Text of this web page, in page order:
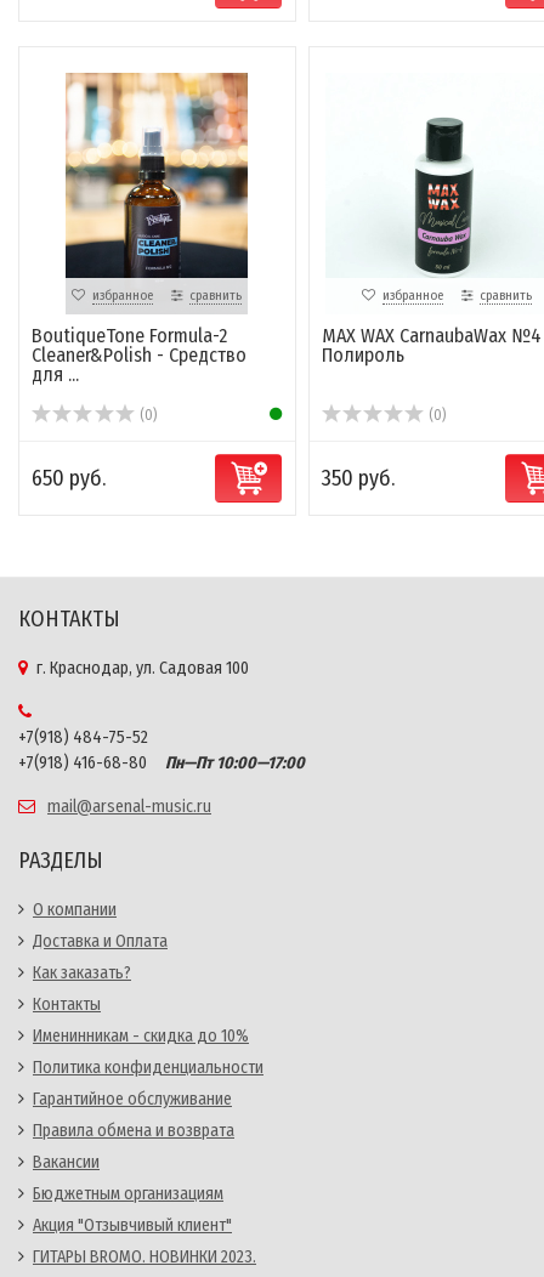
избранное сравнить
BoutiqueTone Formula-2
Cleaner&Polish - Средство
для ...
(0)
650 руб.
избранное сравнить
MAX WAX CarnaubaWax
Полироль
(0)
350 руб.
КОНТАКТЫ
г. Краснодар, ул. Садовая 100
+7(918) 484-75-52
+7(918) 416-68-80
Пн—Пт 10:00—17:00
mail@arsenal-music.ru
РАЗДЕЛЫ
О компании
Доставка и Оплата
Как заказать?
Контакты
Именинникам - скидка до 10%
Политика конфиденциальности
Гарантийное обслуживание
Правила обмена и возврата
Вакансии
Бюджетным организациям
Акция "Отзывчивый клиент"
ГИТАРЫ BROMO. НОВИНКИ 2023.